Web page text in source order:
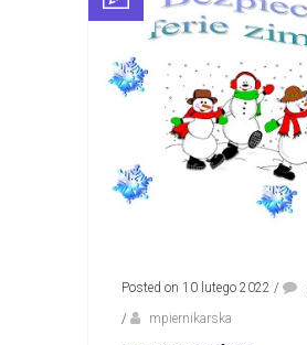
Posted on 10 lutego 2022 /
/
mpiernikarska